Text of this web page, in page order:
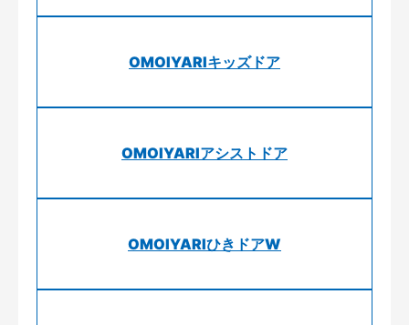
OMOIYARIキッズドア
OMOIYARIアシストドア
OMOIYARIひきドアW